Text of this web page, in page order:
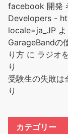
facebook 開発
Developers -
locale=ja_JP よ
GarageBandの
り方 に ラジオ
り
受験生の失敗は
り
カテゴリー